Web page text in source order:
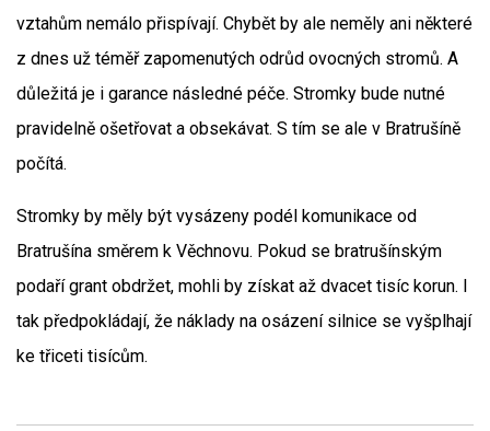
vztahům nemálo přispívají. Chybět by ale neměly ani některé
z dnes už téměř zapomenutých odrůd ovocných stromů. A
důležitá je i garance následné péče. Stromky bude nutné
pravidelně ošetřovat a obsekávat. S tím se ale v Bratrušíně
počítá.
Stromky by měly být vysázeny podél komunikace od
Bratrušína směrem k Věchnovu. Pokud se bratrušínským
podaří grant obdržet, mohli by získat až dvacet tisíc korun. I
tak předpokládají, že náklady na osázení silnice se vyšplhají
ke třiceti tisícům.